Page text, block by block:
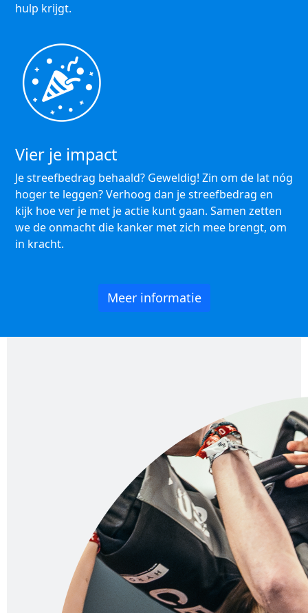
hulp krijgt.
Vier je impact
Je streefbedrag behaald? Geweldig! Zin om de lat nóg
hoger te leggen? Verhoog dan je streefbedrag en
kijk hoe ver je met je actie kunt gaan. Samen zetten
we de onmacht die kanker met zich mee brengt, om
in kracht.
Meer informatie